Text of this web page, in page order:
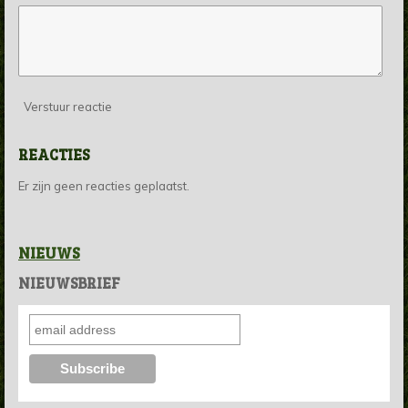
Verstuur reactie
REACTIES
Er zijn geen reacties geplaatst.
NIEUWS
NIEUWSBRIEF